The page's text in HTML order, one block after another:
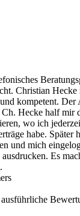
Christian
kompetent. Der
Hecke half mir
wo ich
habe. Später
und mich
Es